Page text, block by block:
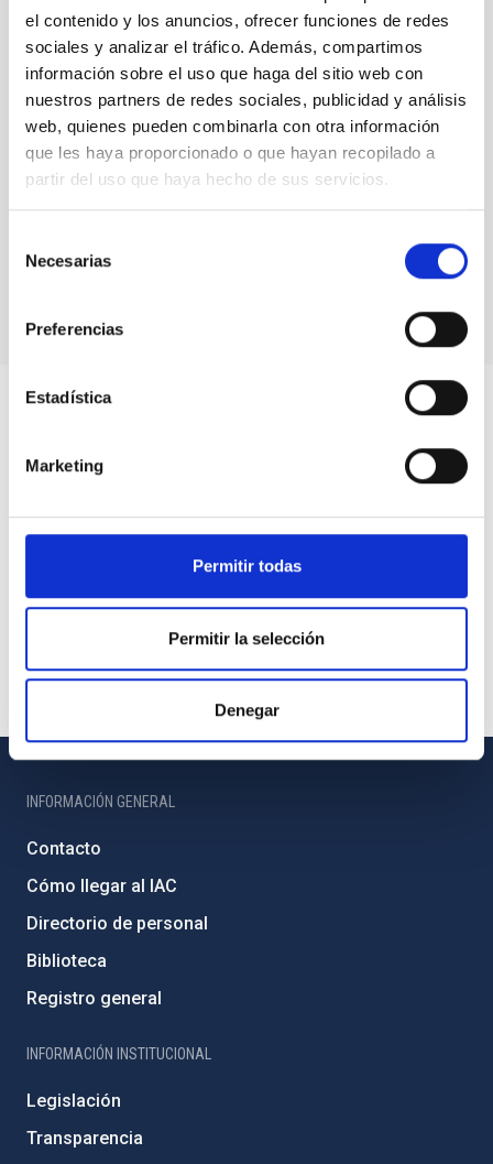
el contenido y los anuncios, ofrecer funciones de redes
sociales y analizar el tráfico. Además, compartimos
información sobre el uso que haga del sitio web con
nuestros partners de redes sociales, publicidad y análisis
web, quienes pueden combinarla con otra información
que les haya proporcionado o que hayan recopilado a
partir del uso que haya hecho de sus servicios.
Necesarias
Preferencias
Estadística
Marketing
Permitir todas
Permitir la selección
Denegar
INFORMACIÓN GENERAL
Contacto
Cómo llegar al IAC
Directorio de personal
Biblioteca
Registro general
INFORMACIÓN INSTITUCIONAL
Legislación
Transparencia